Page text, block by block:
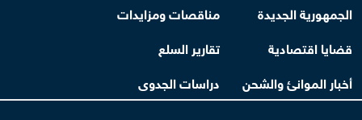
الجمهورية الجديدة
مناقصات ومزايدات
قضايا اقتصادية
تقارير السلع
أخبار الموانئ والشحن
دراسات الجدوى